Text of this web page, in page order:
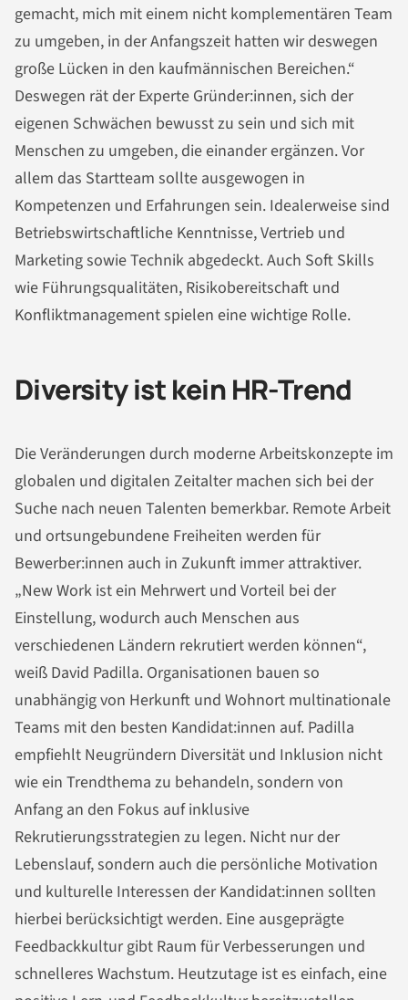
gemacht, mich mit einem nicht komplementären Team
zu umgeben, in der Anfangszeit hatten wir deswegen
große Lücken in den kaufmännischen Bereichen.“
Deswegen rät der Experte Gründer:innen, sich der
eigenen Schwächen bewusst zu sein und sich mit
Menschen zu umgeben, die einander ergänzen. Vor
allem das Startteam sollte ausgewogen in
Kompetenzen und Erfahrungen sein. Idealerweise sind
Betriebswirtschaftliche Kenntnisse, Vertrieb und
Marketing sowie Technik abgedeckt. Auch Soft Skills
wie Führungsqualitäten, Risikobereitschaft und
Konfliktmanagement spielen eine wichtige Rolle.
Diversity ist kein HR-Trend
Die Veränderungen durch moderne Arbeitskonzepte im
globalen und digitalen Zeitalter machen sich bei der
Suche nach neuen Talenten bemerkbar. Remote Arbeit
und ortsungebundene Freiheiten werden für
Bewerber:innen auch in Zukunft immer attraktiver.
„New Work ist ein Mehrwert und Vorteil bei der
Einstellung, wodurch auch Menschen aus
verschiedenen Ländern rekrutiert werden können“,
weiß David Padilla. Organisationen bauen so
unabhängig von Herkunft und Wohnort multinationale
Teams mit den besten Kandidat:innen auf. Padilla
empfiehlt Neugründern Diversität und Inklusion nicht
wie ein Trendthema zu behandeln, sondern von
Anfang an den Fokus auf inklusive
Rekrutierungsstrategien zu legen. Nicht nur der
Lebenslauf, sondern auch die persönliche Motivation
und kulturelle Interessen der Kandidat:innen sollten
hierbei berücksichtigt werden. Eine ausgeprägte
Feedbackkultur gibt Raum für Verbesserungen und
schnelleres Wachstum. Heutzutage ist es einfach, eine